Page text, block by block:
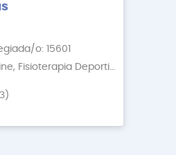
o: 15601
Fisioterapia Online, Fisioterapia Deportiva